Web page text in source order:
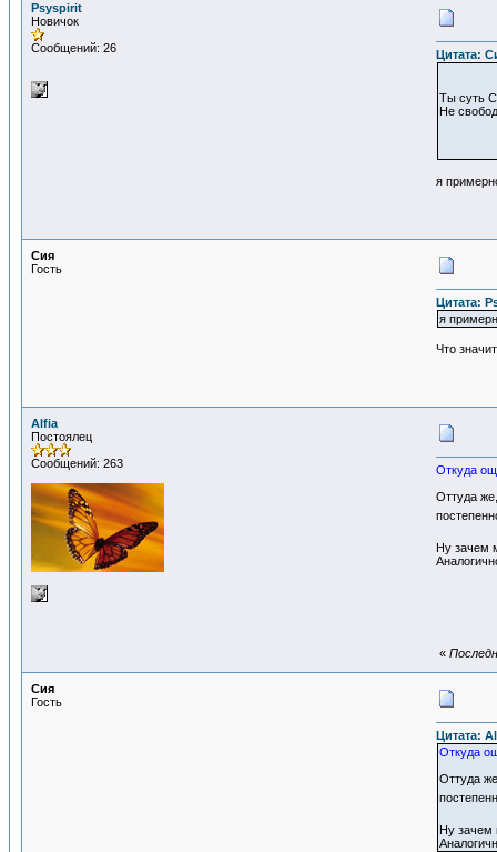
Psyspirit
Новичок
Сообщений: 26
Цитата:
Ты суть
Не
я
Сия
Гость
Цитата:
я
Что
Alfia
Постоялец
Сообщений: 263
Откуда
Оттуда
Ну зачем
«
Сия
Гость
Цитата:
Откуда
Оттуда
Ну зачем